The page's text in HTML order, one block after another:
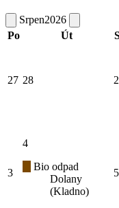
Srpen2026
Po
Út
27 28
3
4
Bio odpad
Dolany
(Kladno)
5